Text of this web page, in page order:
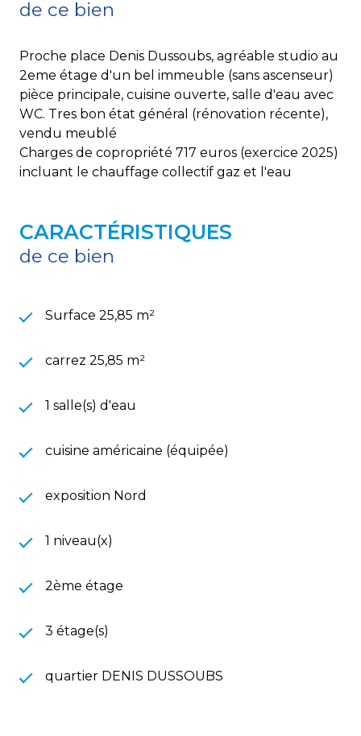
de ce bien
Proche place Denis Dussoubs, agréable studio au
2eme étage d'un bel immeuble (sans ascenseur)
pièce principale, cuisine ouverte, salle d'eau avec
WC. Tres bon état général (rénovation récente),
vendu meublé
Charges de copropriété 717 euros (exercice 2025)
incluant le chauffage collectif gaz et l'eau
CARACTÉRISTIQUES
de ce bien
Surface 25,85 m²
carrez 25,85 m²
1 salle(s) d'eau
cuisine américaine (équipée)
exposition Nord
1 niveau(x)
2ème étage
3 étage(s)
quartier DENIS DUSSOUBS